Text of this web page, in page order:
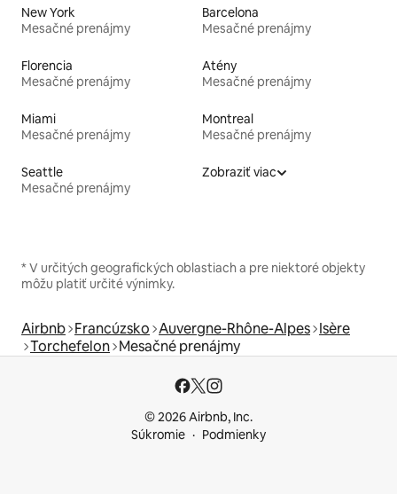
New York
Mesačné prenájmy
Barcelona
Mesačné prenájmy
Florencia
Mesačné prenájmy
Atény
Mesačné prenájmy
Miami
Mesačné prenájmy
Montreal
Mesačné prenájmy
Seattle
Mesačné prenájmy
Zobraziť viac
* V určitých geografických oblastiach a pre niektoré objekty
môžu platiť určité výnimky.
Airbnb Francúzsko Auvergne-Rhône-Alpes Isère
Torchefelon Mesačné prenájmy
© 2026 Airbnb, Inc.
Súkromie
Podmienky